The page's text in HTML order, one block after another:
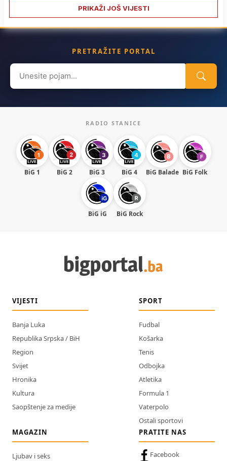
PRIKAŽI JOŠ VIJESTI
PRETRAŽITE PORTAL
Search
for:
RADIO STANICE
BiG 1 BiG 2 BiG 3 BiG 4 BiG Balade BiG Folk
BiG iG BiG Rock
VIJESTI
Banja Luka
Republika Srpska / BiH
Region
Svijet
Hronika
Kultura
Saopštenje za medije
SPORT
Fudbal
Košarka
Tenis
Odbojka
Atletika
Formula 1
Vaterpolo
Ostali sportovi
MAGAZIN
Ljubav i seks
PRATITE NAS
Facebook